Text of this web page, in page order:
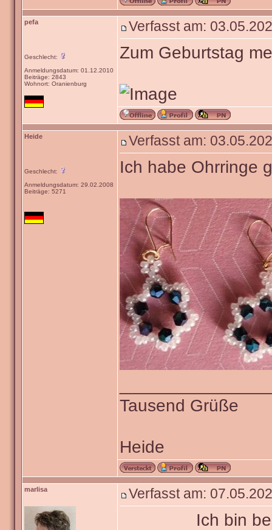
pefa
Geschlecht:
Anmeldungsdatum: 01.12.2010
Beiträge: 2843
Wohnort: Oranienburg
Verfasst am:
Zum Geburtstag
Heide
Geschlecht:
Anmeldungsdatum: 29.02.2008
Beiträge: 5271
Verfasst am:
Ich habe Ohrringe
Tausend Grüße
Heide
marlisa Verfasst am:
Ich bin